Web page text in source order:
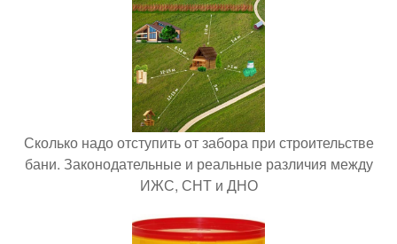
Сколько надо отступить от забора при строительстве
бани. Законодательные и реальные различия между
ИЖС, СНТ и ДНО